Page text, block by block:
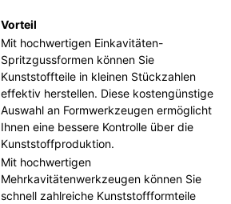
Vorteil
Mit hochwertigen Einkavitäten-
Spritzgussformen können Sie
Kunststoffteile in kleinen Stückzahlen
effektiv herstellen. Diese kostengünstige
Auswahl an Formwerkzeugen ermöglicht
Ihnen eine bessere Kontrolle über die
Kunststoffproduktion.
Mit hochwertigen
Mehrkavitätenwerkzeugen können Sie
schnell zahlreiche Kunststoffformteile